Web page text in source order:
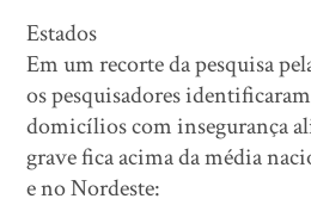
Estados
Em um recorte da pesquisa
os pesquisadores
domicílios com insegurança
grave fica acima da média
e no Nordeste: